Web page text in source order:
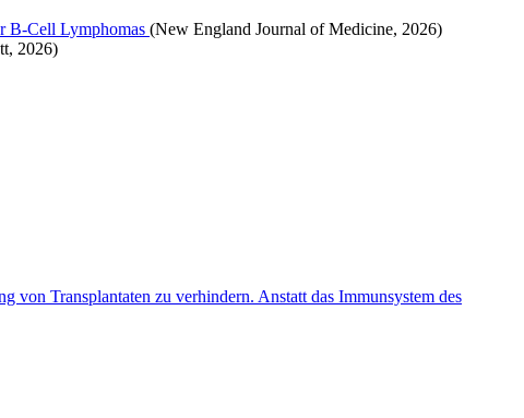
B-Cell Lymphomas (New England Journal of Medicine, 2026)
2026)
von Transplantaten zu verhindern. Anstatt das Immunsystem des